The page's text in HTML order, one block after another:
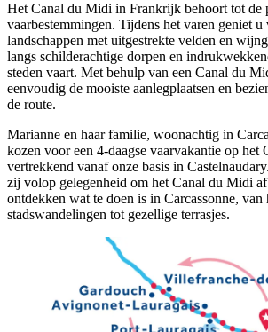
Het Canal du Midi in Frankrijk behoort tot de
vaarbestemmingen. Tijdens het varen geniet u
landschappen met uitgestrekte velden en
langs schilderachtige dorpen en
steden vaart. Met behulp van een Canal du
eenvoudig de mooiste aanlegplaatsen en
de route.
Marianne en haar familie, woonachtig in
kozen voor een 4‑daagse vaarvakantie op het
vertrekkend vanaf onze basis in
zij volop gelegenheid om het Canal du Midi
ontdekken wat te doen is in Carcassonne, van
stadswandelingen tot gezellige terrasjes.